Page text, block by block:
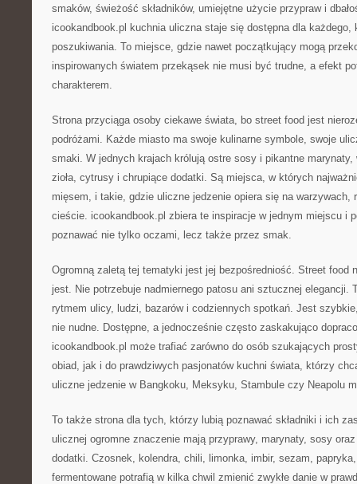
smaków, świeżość składników, umiejętne użycie przypraw i
icookandbook.pl kuchnia uliczna staje się dostępna dla każdego,
poszukiwania. To miejsce, gdzie nawet początkujący mogą
inspirowanych światem przekąsek nie musi być trudne, a efekt
charakterem.
Strona przyciąga osoby ciekawe świata, bo street food jest
podróżami. Każde miasto ma swoje kulinarne symbole, swoje
smaki. W jednych krajach królują ostre sosy i pikantne marynaty,
zioła, cytrusy i chrupiące dodatki. Są miejsca, w których
mięsem, i takie, gdzie uliczne jedzenie opiera się na warzywach,
cieście. icookandbook.pl zbiera te inspiracje w jednym miejscu i
poznawać nie tylko oczami, lecz także przez smak.
Ogromną zaletą tej tematyki jest jej bezpośredniość. Street food
jest. Nie potrzebuje nadmiernego patosu ani sztucznej elegancji.
rytmem ulicy, ludzi, bazarów i codziennych spotkań. Jest
nie nudne. Dostępne, a jednocześnie często zaskakująco
icookandbook.pl może trafiać zarówno do osób szukających
obiad, jak i do prawdziwych pasjonatów kuchni świata, którzy
uliczne jedzenie w Bangkoku, Meksyku, Stambule czy Neapolu
To także strona dla tych, którzy lubią poznawać składniki i ich
ulicznej ogromne znaczenie mają przyprawy, marynaty, sosy
dodatki. Czosnek, kolendra, chili, limonka, imbir, sezam,
fermentowane potrafią w kilka chwil zmienić zwykłe danie w